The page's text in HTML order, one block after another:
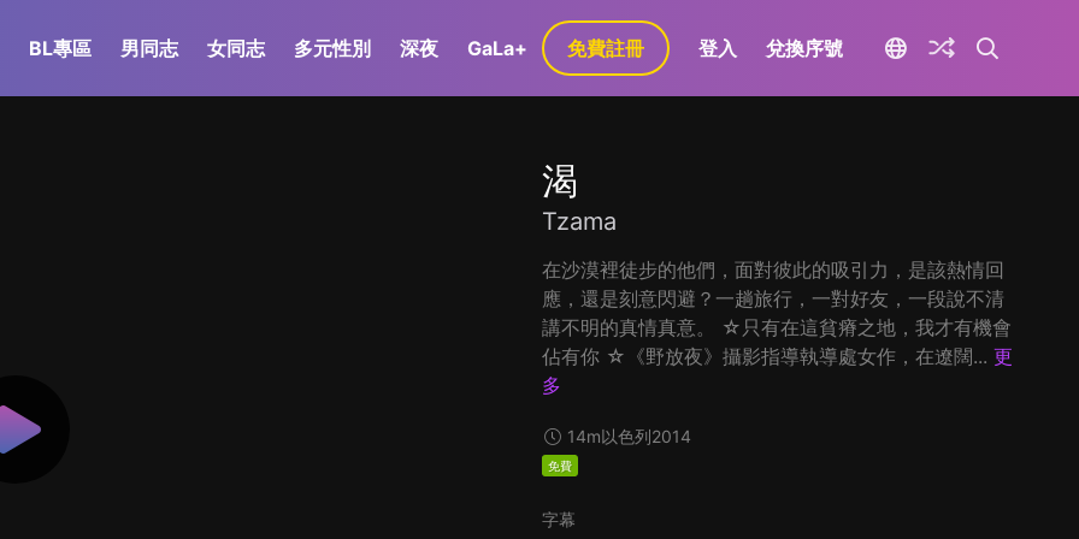
BL專區 男同志 女同志 多元性別 深夜 GaLa+ 免費註冊 登入 兌換序號
渴
Tzama
在沙漠裡徒步的他們，面對彼此的吸引力，是該熱情回
應，還是刻意閃避？一趟旅行，一對好友，一段說不清
講不明的真情真意。 ☆只有在這貧瘠之地，我才有機會
佔有你 ☆《野放夜》攝影指導執導處女作，在遼闊... 更
多
14m以色列2014
免費
字幕